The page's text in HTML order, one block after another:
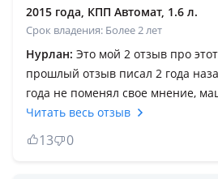
2015 года, КПП Автомат, 1.6 л.
Срок владения: Более 2 лет
Нурлан: Это мой 2 отзыв про
прошлый отзыв писал 2 года
года не поменял свое мнение,
своих (разумных) денег стоит, на
капиталку (основная проблема
задир не было что удивляет (кат
Читать весь отзыв
13 0